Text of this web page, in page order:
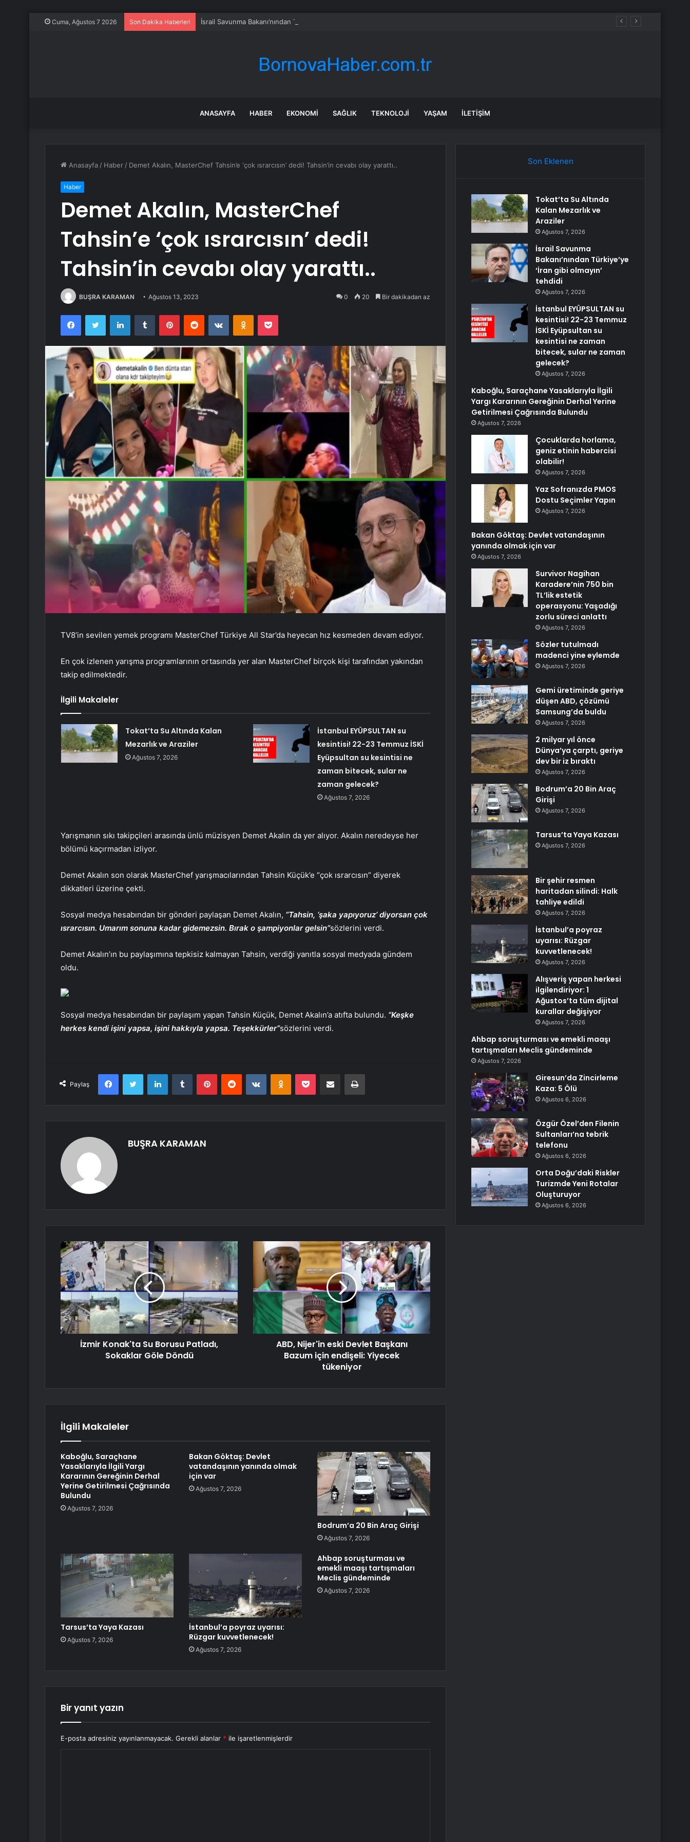
Cuma, Ağustos 7 2026 Son Dakika Haberleri İsrail Savunma Bakanı’nından Türkiye’ye ‘İran gibi olmayın’ tehdidi
ANASAYFA HABER EKONOMI SAĞLIK TEKNOLOJI YAŞAM İLETIŞIM
Anasayfa / Haber / Demet Akalın, MasterChef Tahsin’e ‘çok ısrarcısın’ dedi! Tahsin’in cevabı olay yarattı..
Haber
Demet Akalın, MasterChef
Tahsin’e ‘çok ısrarcısın’ dedi!
Tahsin’in cevabı olay yarattı..
BUŞRA KARAMAN Ağustos 13, 2023 0 20 Bir dakikadan az
FacebookTwitter LinkedInTumblr PinterestReddit VKontakteOdnoklassniki
Pocket
TV8’in sevilen yemek programı MasterChef Türkiye All Star’da heyecan hız kesmeden devam ediyor.
En çok izlenen yarışma programlarının ortasında yer alan MasterChef birçok kişi tarafından yakından
takip edilmektedir.
İlgili Makaleler
Tokat’ta Su Altında Kalan
Mezarlık ve Araziler
Ağustos 7, 2026
İstanbul EYÜPSULTAN su
kesintisi! 22-23 Temmuz İSKİ
Eyüpsultan su kesintisi ne
zaman bitecek, sular ne
zaman gelecek?
Ağustos 7, 2026
Yarışmanın sıkı takipçileri arasında ünlü müzisyen Demet Akalın da yer alıyor. Akalın neredeyse her
bölümü kaçırmadan izliyor.
Demet Akalın son olarak MasterChef yarışmacılarından Tahsin Küçük’e “çok ısrarcısın” diyerek
dikkatleri üzerine çekti.
Sosyal medya hesabından bir gönderi paylaşan Demet Akalın, “Tahsin, ‘şaka yapıyoruz’ diyorsan çok
ısrarcısın. Umarım sonuna kadar gidemezsin. Bırak o şampiyonlar gelsin”sözlerini verdi.
Demet Akalın’ın bu paylaşımına tepkisiz kalmayan Tahsin, verdiği yanıtla sosyal medyada gündem
oldu.
Sosyal medya hesabından bir paylaşım yapan Tahsin Küçük, Demet Akalın’a atıfta bulundu. “Keşke
herkes kendi işini yapsa, işini hakkıyla yapsa. Teşekkürler”sözlerini verdi.
Paylaş
FacebookTwitter LinkedInTumblr PinterestReddit VKontakteOdnoklassniki
Pocket E-Posta ile paylaş Yazdır
BUŞRA KARAMAN
İzmir Konak'ta Su Borusu Patladı,
Sokaklar Göle Döndü
ABD, Nijer'in eski Devlet Başkanı
Bazum için endişeli: Yiyecek
tükeniyor
İlgili Makaleler
Kaboğlu, Saraçhane
Yasaklarıyla İlgili Yargı
Kararının Gereğinin Derhal
Yerine Getirilmesi Çağrısında
Bulundu
Ağustos 7, 2026
Bakan Göktaş: Devlet
vatandaşının yanında olmak
için var
Ağustos 7, 2026
Bodrum’a 20 Bin Araç Girişi
Ağustos 7, 2026
Tarsus’ta Yaya Kazası
Ağustos 7, 2026
İstanbul’a poyraz uyarısı:
Rüzgar kuvvetlenecek!
Ağustos 7, 2026
Ahbap soruşturması ve
emekli maaşı tartışmaları
Meclis gündeminde
Ağustos 7, 2026
Bir yanıt yazın
E-posta adresiniz yayınlanmayacak. Gerekli alanlar * ile işaretlenmişlerdir
Son Eklenen
Tokat’ta Su Altında
Kalan Mezarlık ve
Araziler
Ağustos 7, 2026
İsrail Savunma
Bakanı’nından Türkiye’ye
‘İran gibi olmayın’
tehdidi
Ağustos 7, 2026
İstanbul EYÜPSULTAN su
kesintisi! 22-23 Temmuz
İSKİ Eyüpsultan su
kesintisi ne zaman
bitecek, sular ne zaman
gelecek?
Ağustos 7, 2026
Kaboğlu, Saraçhane Yasaklarıyla İlgili
Yargı Kararının Gereğinin Derhal Yerine
Getirilmesi Çağrısında Bulundu
Ağustos 7, 2026
Çocuklarda horlama,
geniz etinin habercisi
olabilir!
Ağustos 7, 2026
Yaz Sofranızda PMOS
Dostu Seçimler Yapın
Ağustos 7, 2026
Bakan Göktaş: Devlet vatandaşının
yanında olmak için var
Ağustos 7, 2026
Survivor Nagihan
Karadere’nin 750 bin
TL’lik estetik
operasyonu: Yaşadığı
zorlu süreci anlattı
Ağustos 7, 2026
Sözler tutulmadı
madenci yine eylemde
Ağustos 7, 2026
Gemi üretiminde geriye
düşen ABD, çözümü
Samsung’da buldu
Ağustos 7, 2026
2 milyar yıl önce
Dünya’ya çarptı, geriye
dev bir iz bıraktı
Ağustos 7, 2026
Bodrum’a 20 Bin Araç
Girişi
Ağustos 7, 2026
Tarsus’ta Yaya Kazası
Ağustos 7, 2026
Bir şehir resmen
haritadan silindi: Halk
tahliye edildi
Ağustos 7, 2026
İstanbul’a poyraz
uyarısı: Rüzgar
kuvvetlenecek!
Ağustos 7, 2026
Alışveriş yapan herkesi
ilgilendiriyor: 1
Ağustos’ta tüm dijital
kurallar değişiyor
Ağustos 7, 2026
Ahbap soruşturması ve emekli maaşı
tartışmaları Meclis gündeminde
Ağustos 7, 2026
Giresun’da Zincirleme
Kaza: 5 Ölü
Ağustos 6, 2026
Özgür Özel’den Filenin
Sultanları’na tebrik
telefonu
Ağustos 6, 2026
Orta Doğu’daki Riskler
Turizmde Yeni Rotalar
Oluşturuyor
Ağustos 6, 2026